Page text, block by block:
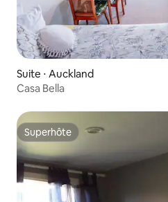
Suite ⋅ Auckland
Casa Bella
Superhôte
Superhôte